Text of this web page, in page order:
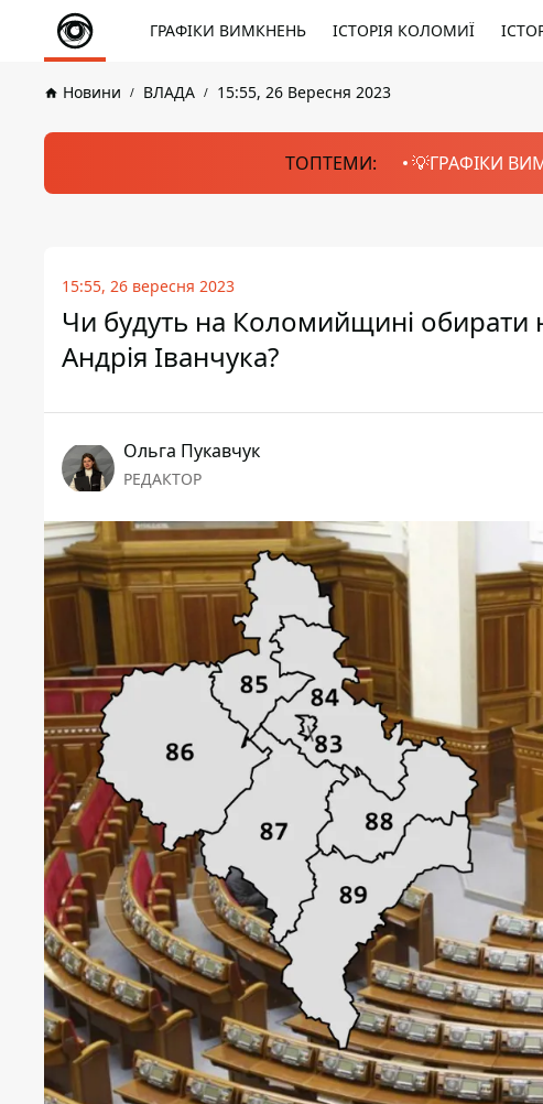
ГРАФІКИ ВИМКНЕНЬ ІСТОРІЯ КОЛОМИЇ
Новини ВЛАДА 15:55, 26 Вересня 2023
ТОПТЕМИ: 💡ГРАФІКИ
15:55, 26 вересня 2023
Чи будуть на Коломийщині обирати
Андрія Іванчука?
Ольга Пукавчук
РЕДАКТОР